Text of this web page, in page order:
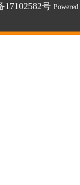
17102582号